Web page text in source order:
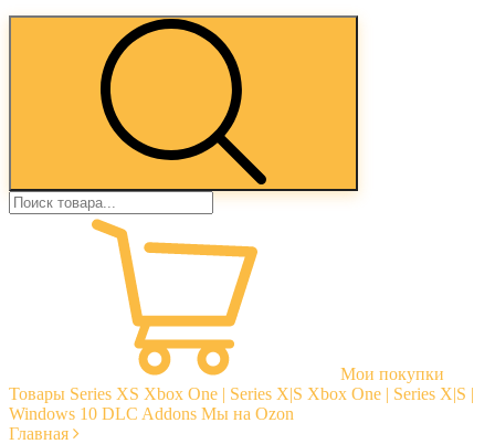
Мои покупки
Товары Series XS Xbox One | Series X|S Xbox One | Series X|S |
Windows 10 DLC Addons Мы на Ozon
Главная